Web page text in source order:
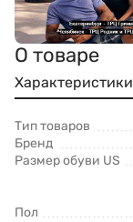
О товаре
Характеристики
Тип товаров
Бренд
Размер обуви US
Пол